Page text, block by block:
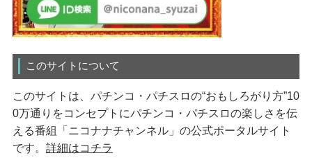
このサイトについて
このサイトは、パチンコ・パチスロの“おもしろがり方”10
0万通りをコンセプトにパチンコ・パチスロの楽しさを伝
える番組「ニコナナチャンネル」の公式ポータルサイト
です。 詳細はコチラ